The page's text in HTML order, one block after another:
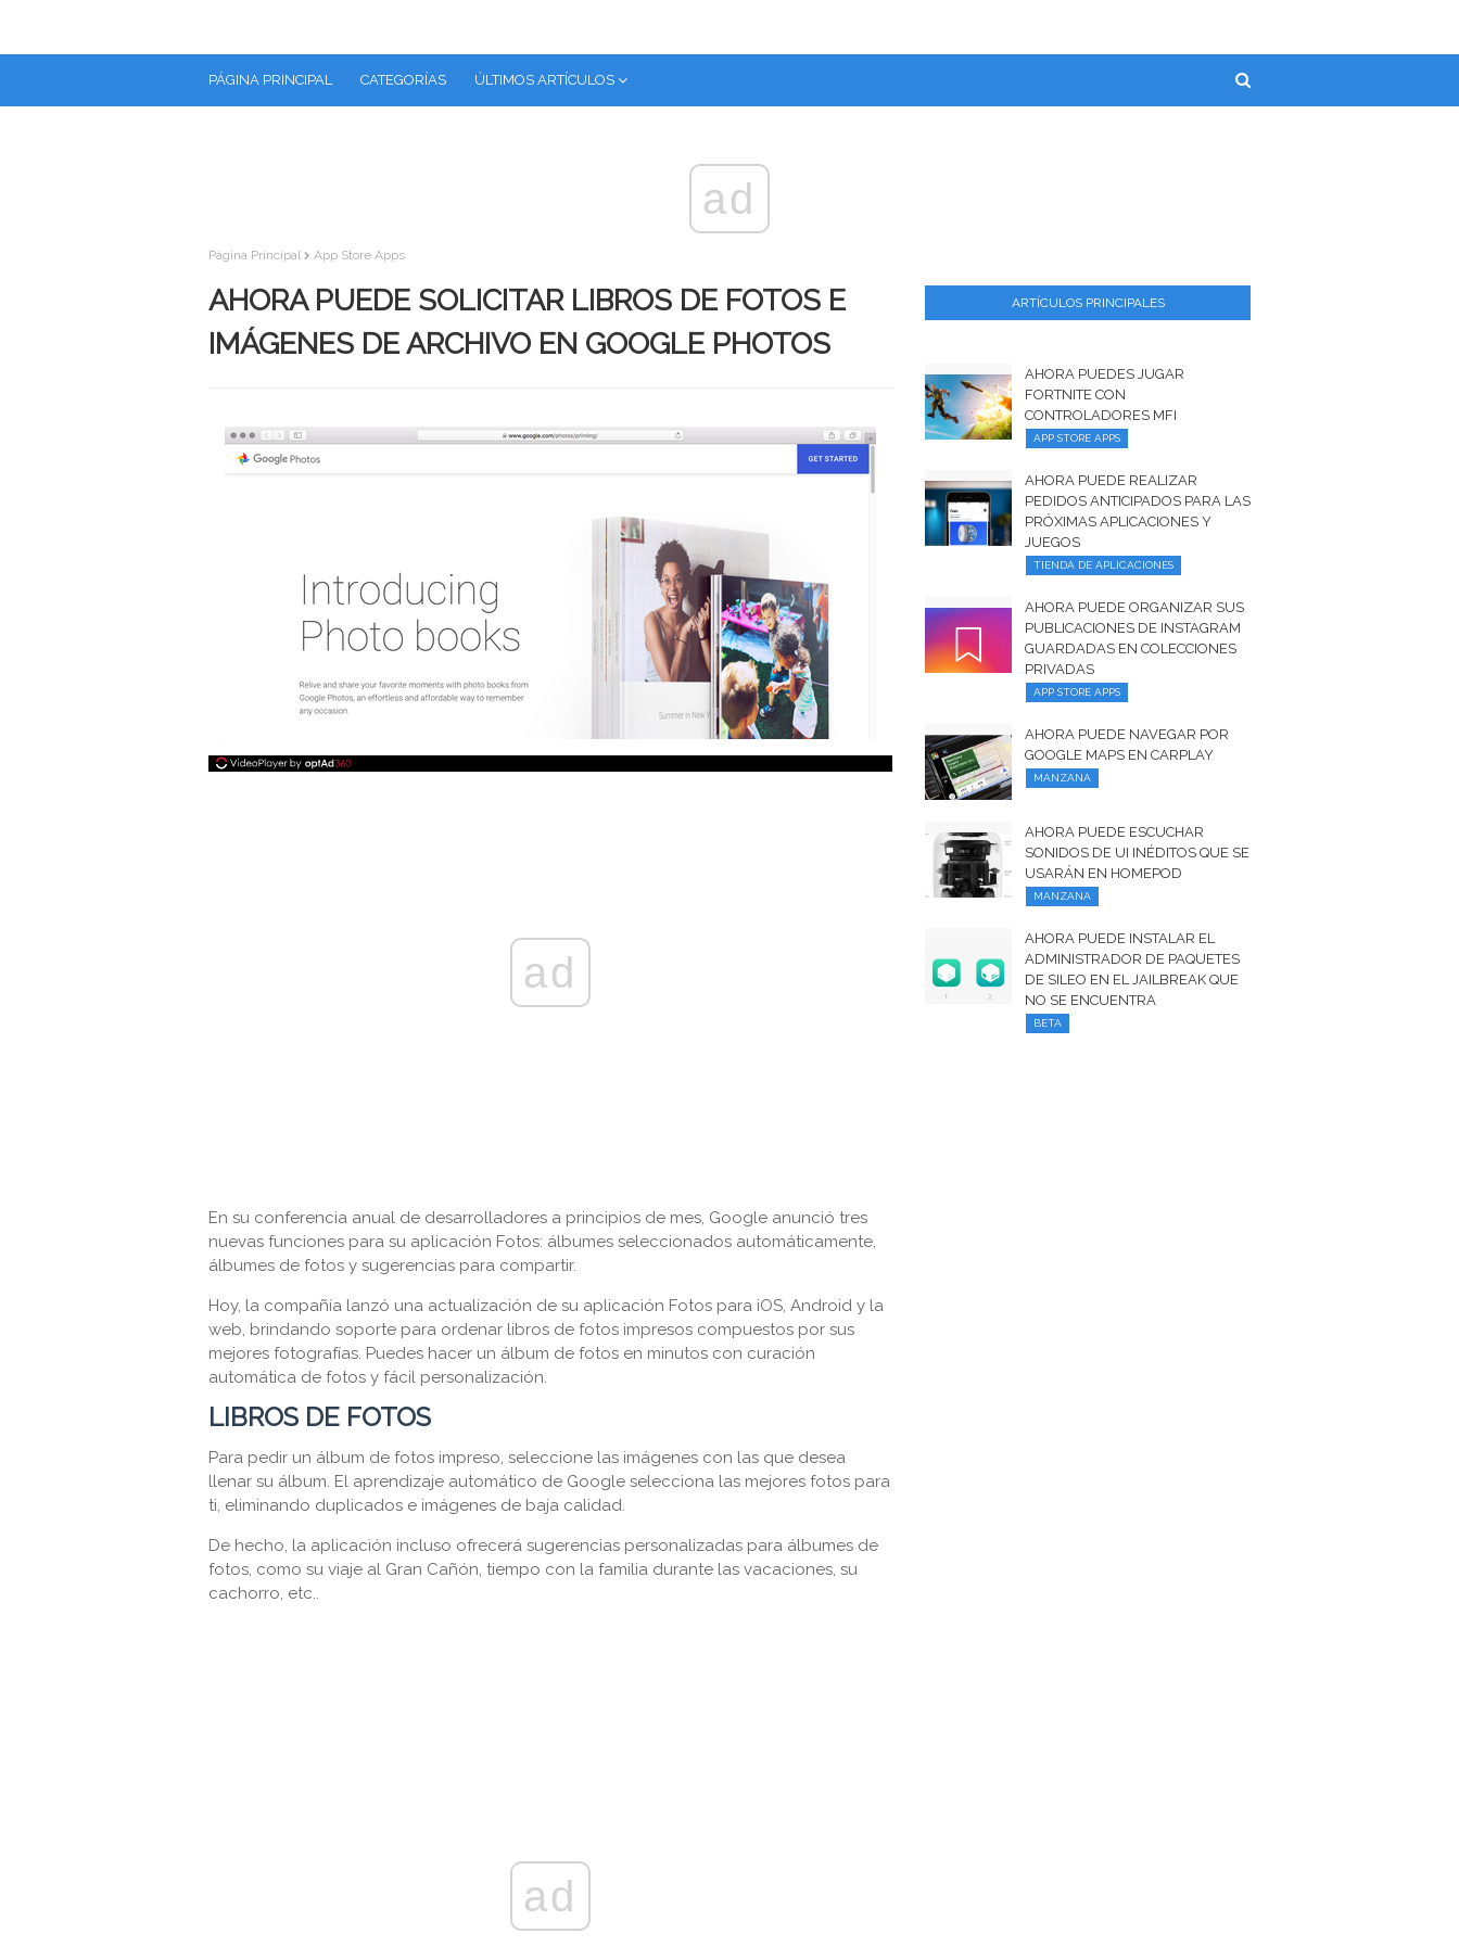
PÁGINA PRINCIPAL CATEGORÍAS ÚLTIMOS ARTÍCULOS
ad
Página Principal App Store Apps
AHORA PUEDE SOLICITAR LIBROS DE FOTOS E
IMÁGENES DE ARCHIVO EN GOOGLE PHOTOS
ad
En su conferencia anual de desarrolladores a principios de mes, Google anunció tres
nuevas funciones para su aplicación Fotos: álbumes seleccionados automáticamente,
álbumes de fotos y sugerencias para compartir.
Hoy, la compañía lanzó una actualización de su aplicación Fotos para iOS, Android y la
web, brindando soporte para ordenar libros de fotos impresos compuestos por sus
mejores fotografías. Puedes hacer un álbum de fotos en minutos con curación
automática de fotos y fácil personalización.
LIBROS DE FOTOS
Para pedir un álbum de fotos impreso, seleccione las imágenes con las que desea
llenar su álbum. El aprendizaje automático de Google selecciona las mejores fotos para
ti, eliminando duplicados e imágenes de baja calidad.
De hecho, la aplicación incluso ofrecerá sugerencias personalizadas para álbumes de
fotos, como su viaje al Gran Cañón, tiempo con la familia durante las vacaciones, su
cachorro, etc..
ad
ARTÍCULOS PRINCIPALES
AHORA PUEDES JUGAR
FORTNITE CON
CONTROLADORES MFI
APP STORE APPS
AHORA PUEDE REALIZAR
PEDIDOS ANTICIPADOS PARA LAS
PRÓXIMAS APLICACIONES Y
JUEGOS
TIENDA DE APLICACIONES
AHORA PUEDE ORGANIZAR SUS
PUBLICACIONES DE INSTAGRAM
GUARDADAS EN COLECCIONES
PRIVADAS
APP STORE APPS
AHORA PUEDE NAVEGAR POR
GOOGLE MAPS EN CARPLAY
MANZANA
AHORA PUEDE ESCUCHAR
SONIDOS DE UI INÉDITOS QUE SE
USARÁN EN HOMEPOD
MANZANA
AHORA PUEDE INSTALAR EL
ADMINISTRADOR DE PAQUETES
DE SILEO EN EL JAILBREAK QUE
NO SE ENCUENTRA
BETA